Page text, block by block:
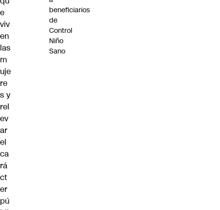
e
viv
en
las
m
uje
re
s y
rel
ev
ar
el
ca
rá
ct
er
pú
beneficiarios
de
Control
Niño
Sano